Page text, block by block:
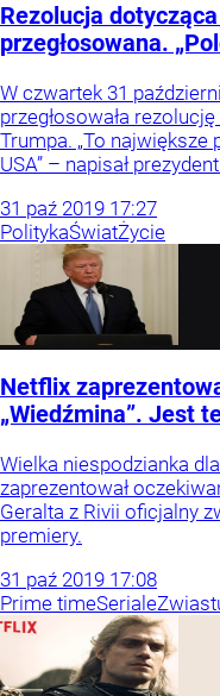
Rezolucja
przegłosowana.
W czwartek 31
przegłosowała
Trumpa. „To
USA” – napisał
31 paź 2019 17:27
PolitykaŚwiatŻycie
Netflix
„Wiedźmina”. Jest
Wielka niespodzianka
zaprezentował
Geralta z Rivii oficjalny
premiery.
31 paź 2019 17:08
Prime timeSeriale